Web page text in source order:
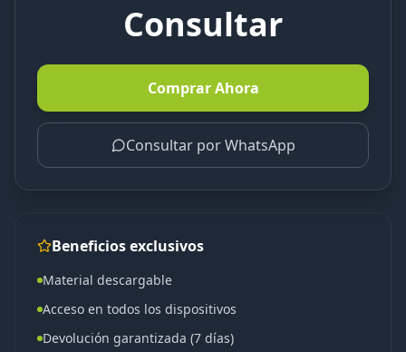
Consultar
Comprar Ahora
Consultar por WhatsApp
Beneficios exclusivos
Material descargable
Acceso en todos los dispositivos
Devolución garantizada (7 días)